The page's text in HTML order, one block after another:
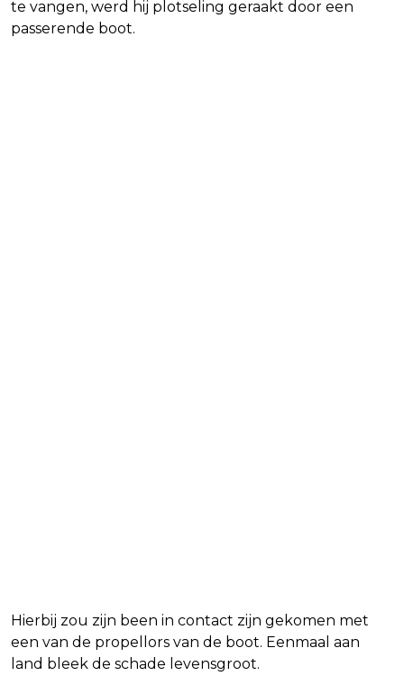
te vangen, werd hij plotseling geraakt door een
passerende boot.
Hierbij zou zijn been in contact zijn gekomen met
een van de propellors van de boot. Eenmaal aan
land bleek de schade levensgroot.